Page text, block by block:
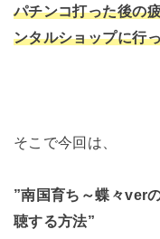
パチンコ打った後の
ンタルショップに行
そこで今回は、
”南国育ち～蝶々ver
聴する方法”